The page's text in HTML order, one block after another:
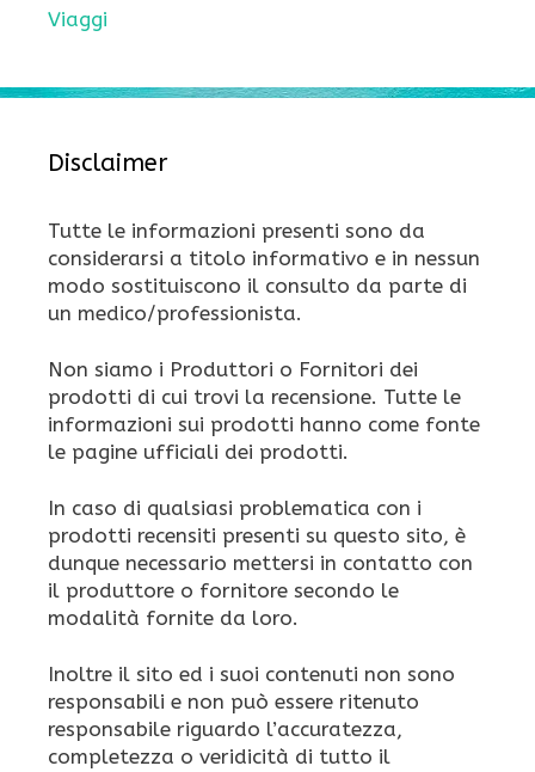
Viaggi
Disclaimer
Tutte le informazioni presenti sono da
considerarsi a titolo informativo e in nessun
modo sostituiscono il consulto da parte di
un medico/professionista.
Non siamo i Produttori o Fornitori dei
prodotti di cui trovi la recensione. Tutte le
informazioni sui prodotti hanno come fonte
le pagine ufficiali dei prodotti.
In caso di qualsiasi problematica con i
prodotti recensiti presenti su questo sito, è
dunque necessario mettersi in contatto con
il produttore o fornitore secondo le
modalità fornite da loro.
Inoltre il sito ed i suoi contenuti non sono
responsabili e non può essere ritenuto
responsabile riguardo l’accuratezza,
completezza o veridicità di tutto il